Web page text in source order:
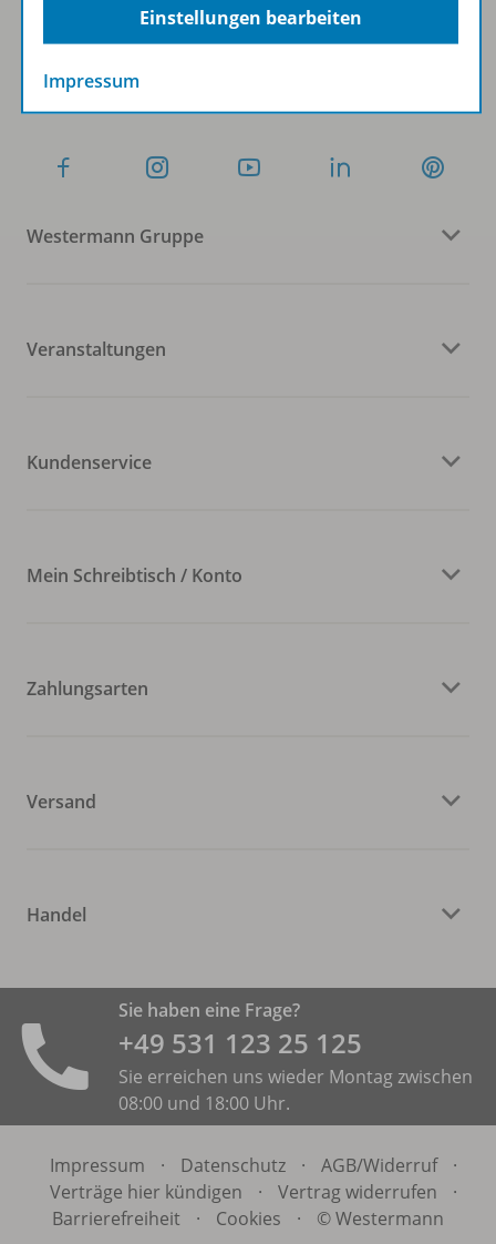
Folgen Sie uns auf Social Media
Westermann Gruppe
Veranstaltungen
Kundenservice
Mein Schreibtisch / Konto
Zahlungsarten
Versand
Handel
Sie haben eine Frage?
+49 531 ­123 25 125
Sie erreichen uns wieder Montag zwischen
08:00 und 18:00 Uhr.
Impressum · Datenschutz · AGB/Widerruf
·
Verträge hier kündigen
· Vertrag widerrufen
·
Barrierefreiheit
· Cookies · © Westermann
Einstellungen bearbeiten
Impressum